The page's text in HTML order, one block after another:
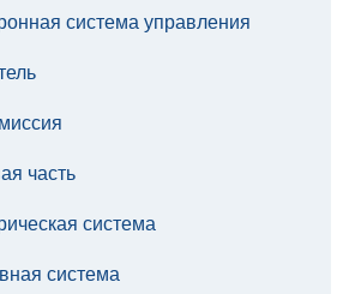
система управления
часть
система
система